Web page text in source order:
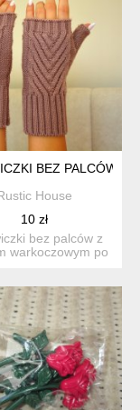
BEZ PALCÓW
House
10 zł
bez palców z
warkoczowym po